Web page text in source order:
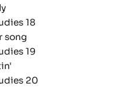
18
song
19
20